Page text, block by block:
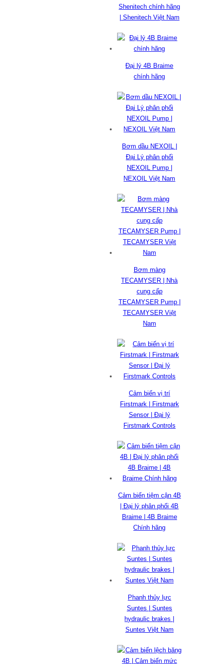
Shenitech chính hãng
| Shenitech Việt Nam
Đại lý 4B Braime
chính hãng
Bơm dầu NEXOIL |
Đại Lý phân phối
NEXOIL Pump |
NEXOIL Việt Nam
Bơm màng
TECAMYSER | Nhà
cung cấp
TECAMYSER Pump |
TECAMYSER Việt
Nam
Cảm biến vị trí
Firstmark | Firstmark
Sensor | Đại lý
Firstmark Controls
Cảm biến tiệm cận 4B
| Đại lý phân phối 4B
Braime | 4B Braime
Chính hãng
Phanh thủy lực
Suntes | Suntes
hydraulic brakes |
Suntes Việt Nam